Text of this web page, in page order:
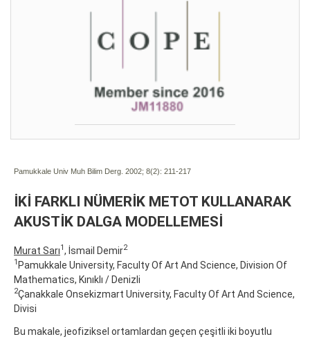
Pamukkale Univ Muh Bilim Derg. 2002; 8(2): 211-217
İKİ FARKLI NÜMERİK METOT KULLANARAK
AKUSTİK DALGA MODELLEMESİ
Murat Sarı1 , İsmail Demir2
1 Pamukkale University, Faculty Of Art And Science, Division Of
Mathematics, Kınıklı / Denizli
2Çanakkale Onsekizmart University, Faculty Of Art And Science,
Divisi
Bu makale, jeofiziksel ortamlardan geçen çeşitli iki boyutlu